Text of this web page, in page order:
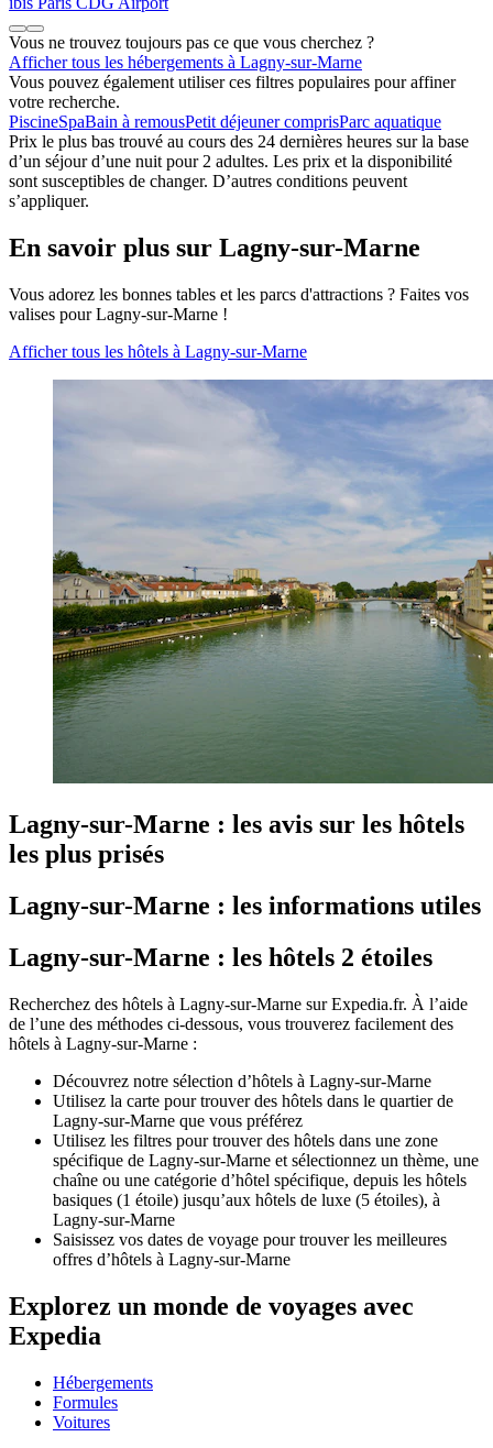
Vous ne trouvez toujours pas ce que vous cherchez ?
Afficher tous les hébergements à Lagny-sur-Marne
Vous pouvez également utiliser ces filtres populaires pour affiner
votre recherche.
PiscineSpaBain à remousPetit déjeuner comprisParc aquatique
Prix le plus bas trouvé au cours des 24 dernières heures sur la base
d’un séjour d’une nuit pour 2 adultes. Les prix et la disponibilité
sont susceptibles de changer. D’autres conditions peuvent
s’appliquer.
En savoir plus sur Lagny-sur-Marne
Vous adorez les bonnes tables et les parcs d'attractions ? Faites vos
valises pour Lagny-sur-Marne !
Afficher tous les hôtels à Lagny-sur-Marne
Lagny-sur-Marne : les avis sur les hôtels
les plus prisés
Lagny-sur-Marne : les informations utiles
Lagny-sur-Marne : les hôtels 2 étoiles
Recherchez des hôtels à Lagny-sur-Marne sur Expedia.fr. À l’aide
de l’une des méthodes ci-dessous, vous trouverez facilement des
hôtels à Lagny-sur-Marne :
Découvrez notre sélection d’hôtels à Lagny-sur-Marne
Utilisez la carte pour trouver des hôtels dans le quartier de
Lagny-sur-Marne que vous préférez
Utilisez les filtres pour trouver des hôtels dans une zone
spécifique de Lagny-sur-Marne et sélectionnez un thème, une
chaîne ou une catégorie d’hôtel spécifique, depuis les hôtels
basiques (1 étoile) jusqu’aux hôtels de luxe (5 étoiles), à
Lagny-sur-Marne
Saisissez vos dates de voyage pour trouver les meilleures
offres d’hôtels à Lagny-sur-Marne
Explorez un monde de voyages avec
Expedia
Hébergements
Formules
Voitures